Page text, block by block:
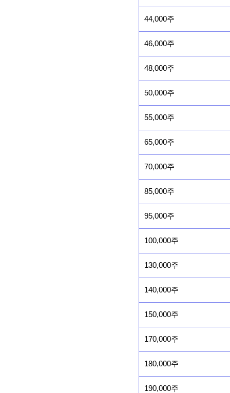
44,000주
46,000주
48,000주
50,000주
55,000주
65,000주
70,000주
85,000주
95,000주
100,000주
130,000주
140,000주
150,000주
170,000주
180,000주
190,000주